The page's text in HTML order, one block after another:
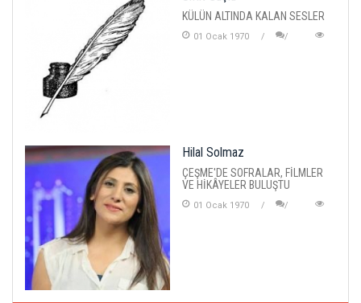
KÜLÜN ALTINDA KALAN SESLER
01 Ocak 1970
Hilal Solmaz
ÇEŞME'DE SOFRALAR, FİLMLER
VE HİKÂYELER BULUŞTU
01 Ocak 1970